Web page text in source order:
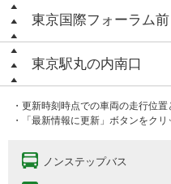
東京国際フォーラム前
東京駅丸の内南口
・更新時刻時点での車両の走行位
・「最新情報に更新」ボタンをク
ノンステップバス